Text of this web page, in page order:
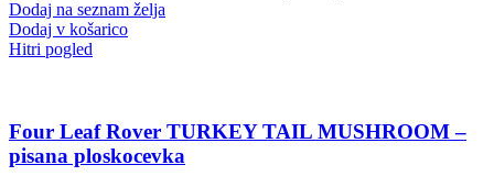
Dodaj na seznam želja
Dodaj v košarico
Hitri pogled
Four Leaf Rover TURKEY TAIL MUSHROOM –
pisana ploskocevka